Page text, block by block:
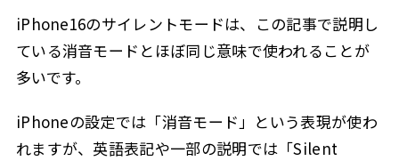
iPhone16のサイレントモードは、この記事で説明し
ている消音モードとほぼ同じ意味で使われることが
多いです。
iPhoneの設定では「消音モード」という表現が使わ
れますが、英語表記や一部の説明では「Silent